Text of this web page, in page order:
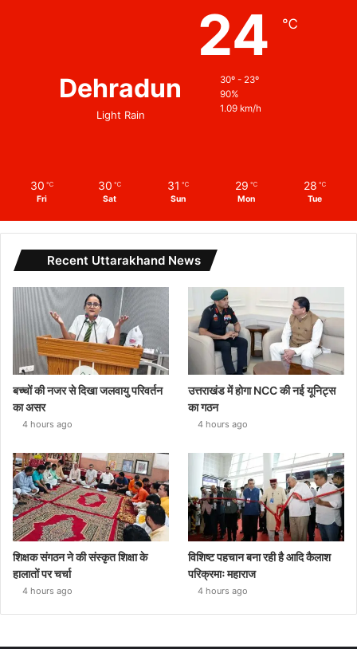
Dehradun
Light Rain
24 ℃
30º - 23º
90%
1.09 km/h
30 ℃
Fri
30 ℃
Sat
31 ℃
Sun
29 ℃
Mon
28 ℃
Tue
Recent Uttarakhand News
बच्चों की नजर से दिखा जलवायु परिवर्तन
का असर
4 hours ago
उत्तराखंड में होगा NCC की नई यूनिट्स
का गठन
4 hours ago
शिक्षक संगठन ने की संस्कृत शिक्षा के
हालातों पर चर्चा
4 hours ago
विशिष्ट पहचान बना रही है आदि कैलाश
परिक्रमाः महाराज
4 hours ago